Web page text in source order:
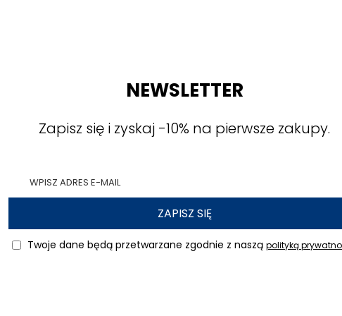
NEWSLETTER
Zapisz się i zyskaj -10% na pierwsze zakupy.
ZAPISZ SIĘ
Twoje dane będą przetwarzane zgodnie z naszą polityką